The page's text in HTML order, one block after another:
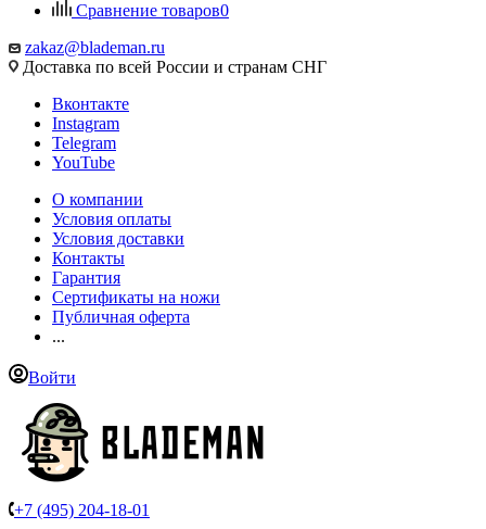
Сравнение товаров0
zakaz@blademan.ru
Доставка по всей России и странам СНГ
Вконтакте
Instagram
Telegram
YouTube
О компании
Условия оплаты
Условия доставки
Контакты
Гарантия
Сертификаты на ножи
Публичная оферта
...
Войти
+7 (495) 204-18-01